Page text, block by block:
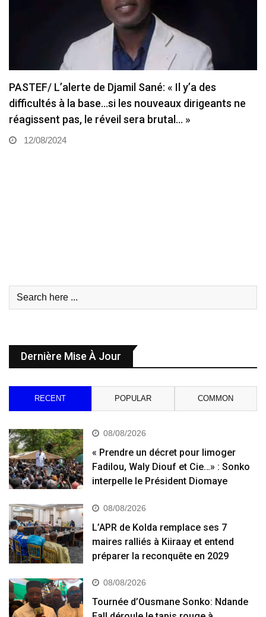
PASTEF/ L’alerte de Djamil Sané: « Il y’a des
difficultés à la base…si les nouveaux dirigeants ne
réagissent pas, le réveil sera brutal… »
12/08/2024
Dernière Mise À Jour
RECENT POPULAR COMMON
08/08/2026
« Prendre un décret pour limoger
Fadilou, Waly Diouf et Cie…» : Sonko
interpelle le Président Diomaye
08/08/2026
L’APR de Kolda remplace ses 7
maires ralliés à Kiiraay et entend
préparer la reconquête en 2029
08/08/2026
Tournée d’Ousmane Sonko: Ndande